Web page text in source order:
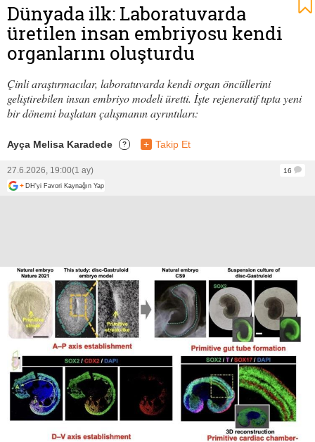
Dünyada ilk: Laboratuvarda
üretilen insan embriyosu kendi
organlarını oluşturdu
Çinli araştırmacılar, laboratuvarda kendi organ öncüllerini
geliştirebilen insan embriyo modeli üretti. İşte rejeneratif tıpta yeni
bir dönemi başlatan çalışmanın ayrıntıları:
Ayça Melisa Karadede ? + Takip Et
27.6.2026, 19:00(1 ay)
16
+ DH'yi Favori Kaynağın Yap